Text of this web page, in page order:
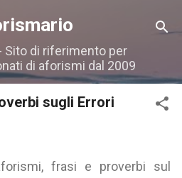
principali
di riferimento per
di aforismi dal 2009
sugli Errori
frasi e proverbi sul